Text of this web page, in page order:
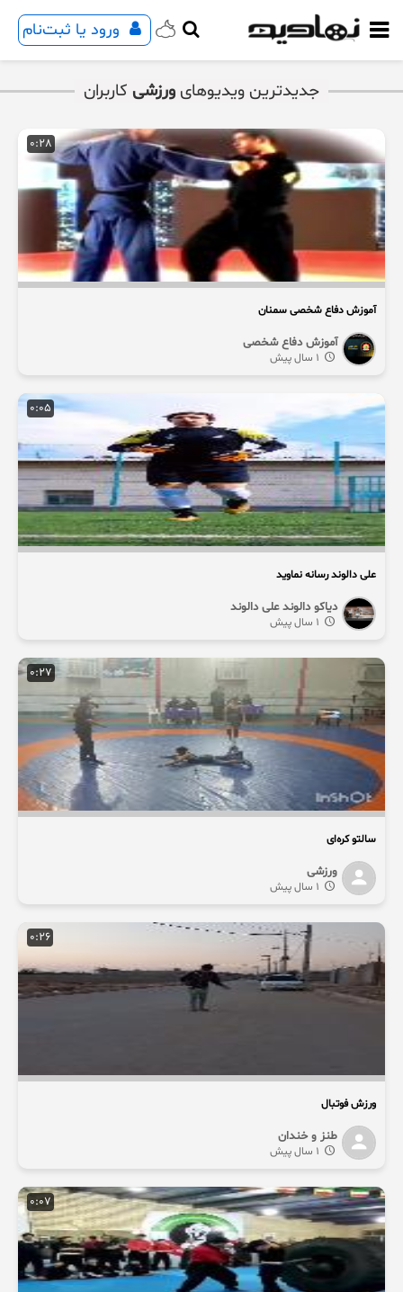
ورود یا ثبت‌نام
جدیدترین ویدیوهای ورزشی کاربران
0:28
آموزش دفاع شخصی سمنان
آموزش دفاع شخصی
0:05
علی دالوند رسانه نماوید
دیاکو دالوند علی دالوند
0:27
سالتو کره‌ای
ورزشی
0:26
ورزش فوتبال
طنز و خندان
0:07